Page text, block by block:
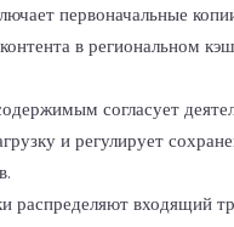
первоначальные
в региональном
согласует
и регулирует
распределяют